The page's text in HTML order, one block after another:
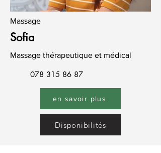
Massage
Sofia
Massage thérapeutique et médical
078 315 86 87
en savoir plus
Disponibilités